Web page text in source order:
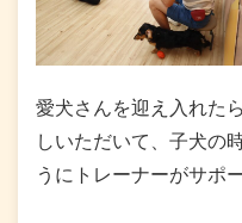
愛犬さんを迎え入れた
しいただいて、子犬の
うにトレーナーがサポ